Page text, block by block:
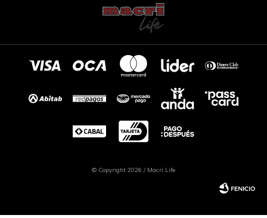
© Copyright 2026 / Macri Life